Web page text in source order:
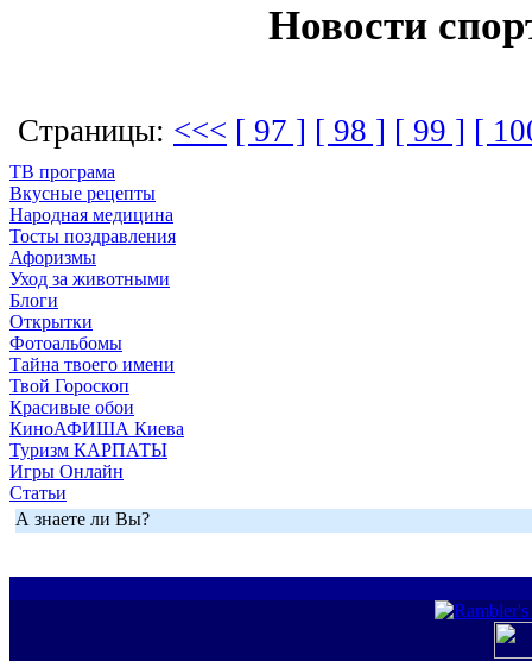
Новости
Страницы: <<< [ 97 ] [ 98 ] [ 99 ] [
ТВ програма
Вкусные рецепты
Народная медицина
Тосты поздравления
Афоризмы
Уход за животными
Блоги
Открытки
Фотоальбомы
Тайна твоего имени
Твой Гороскоп
Красивые обои
КиноАФИША Киева
Туризм КАРПАТЫ
Игры Онлайн
Статьи
А знаете ли Вы?